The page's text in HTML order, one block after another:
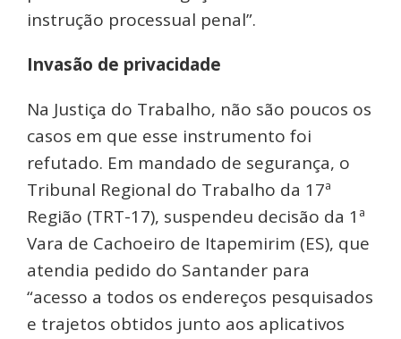
instrução processual penal”.
Invasão de privacidade
Na Justiça do Trabalho, não são poucos os
casos em que esse instrumento foi
refutado. Em mandado de segurança, o
Tribunal Regional do Trabalho da 17ª
Região (TRT-17), suspendeu decisão da 1ª
Vara de Cachoeiro de Itapemirim (ES), que
atendia pedido do Santander para
“acesso a todos os endereços pesquisados
e trajetos obtidos junto aos aplicativos